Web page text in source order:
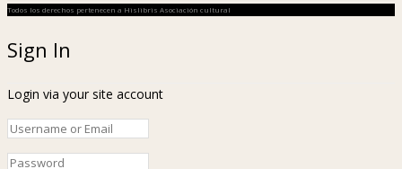
Todos los derechos pertenecen a Hislibris Asociación cultural
Sign In
Login via your site account